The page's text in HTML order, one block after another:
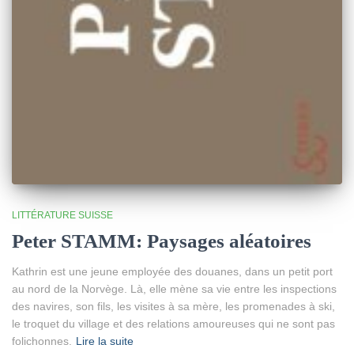
LITTÉRATURE SUISSE
Peter STAMM: Paysages aléatoires
Kathrin est une jeune employée des douanes, dans un petit port
au nord de la Norvège. Là, elle mène sa vie entre les inspections
des navires, son fils, les visites à sa mère, les promenades à ski,
le troquet du village et des relations amoureuses qui ne sont pas
folichonnes.
Lire la suite